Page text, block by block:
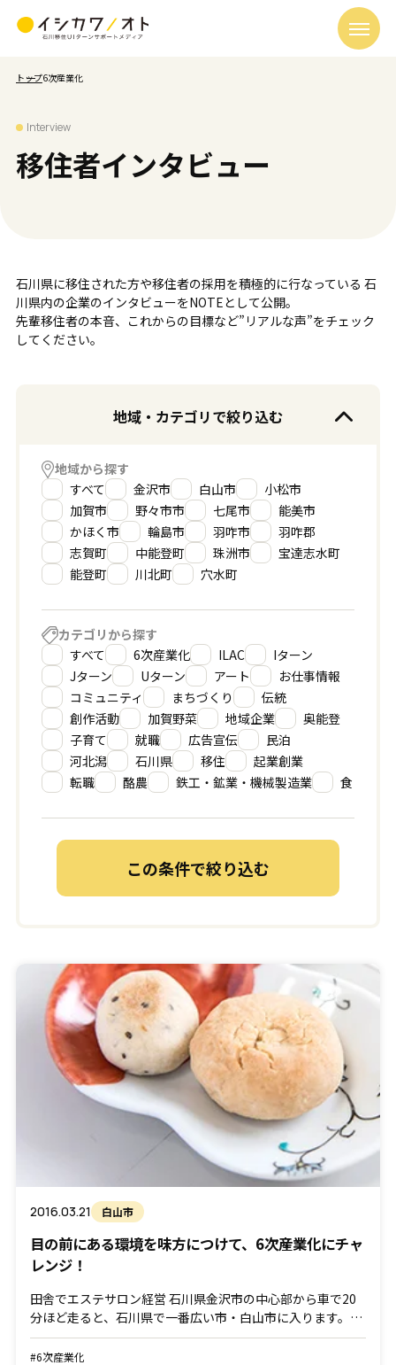
トップ6次産業化
Interview
移住者インタビュー
石川県に移住された方や移住者の採用を積極的に行なっている 石
川県内の企業のインタビューをNOTEとして公開。
先輩移住者の本音、これからの目標など”リアルな声”をチェック
してください。
地域・カテゴリで絞り込む
地域から探す
すべて
金沢市 白山市
小松市
加賀市
野々市市 七尾市
能美市
かほく市
輪島市 羽咋市
羽咋郡
志賀町
中能登町 珠洲市
宝達志水町
能登町
川北町 穴水町
カテゴリから探す
すべて
6次産業化 ILAC
Iターン
Jターン
Uターン アート
お仕事情報
コミュニティ
まちづくり
伝統
創作活動
加賀野菜 地域企業
奥能登
子育て
就職 広告宣伝
民泊
河北潟
石川県 移住
起業創業
転職
酪農 鉄工・鉱業・機械製造業 食
この条件で絞り込む
2016.03.21 白山市
目の前にある環境を味方につけて、6次産業化にチャ
レンジ！
田舎でエステサロン経営 石川県金沢市の中心部から車で20
分ほど走ると、石川県で一番広い市・白山市に入ります。広
大な耕地、手取川からの豊富な伏流水を生かした、県内有数
の米どころです。畑が広がる一本道をまっすぐ走っている
#6次産業化